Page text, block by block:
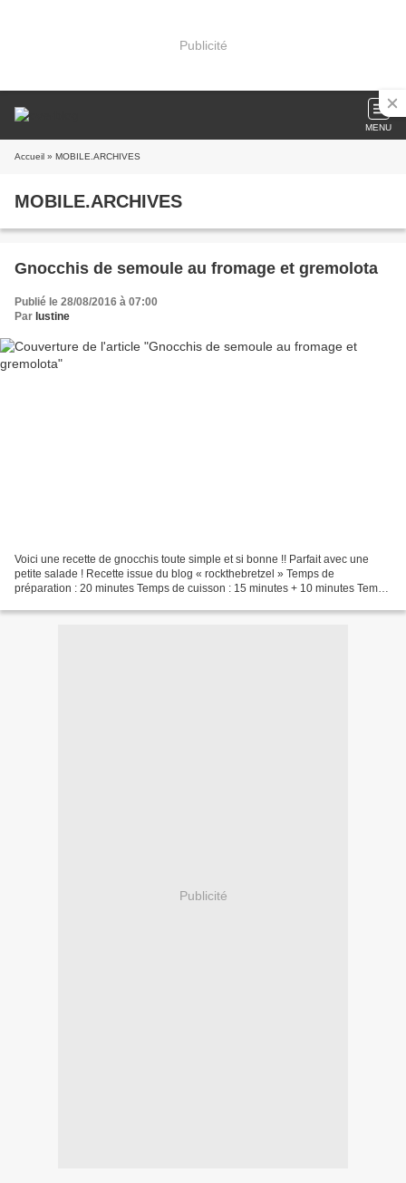
Publicité
MENU
Accueil » MOBILE.ARCHIVES
MOBILE.ARCHIVES
Gnocchis de semoule au fromage et gremolota
Publié le 28/08/2016 à 07:00
Par lustine
Voici une recette de gnocchis toute simple et si bonne !! Parfait avec une
petite salade ! Recette issue du blog « rockthebretzel » Temps de
préparation : 20 minutes Temps de cuisson : 15 minutes + 10 minutes Temps
Publicité